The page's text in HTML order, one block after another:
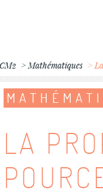
CM2 Mathématiques
LA